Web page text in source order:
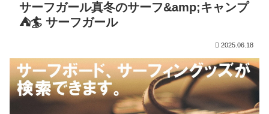
サーフガール真冬のサーフ&amp;キャンプ
⛺️🏄 サーフガール
2025.06.18